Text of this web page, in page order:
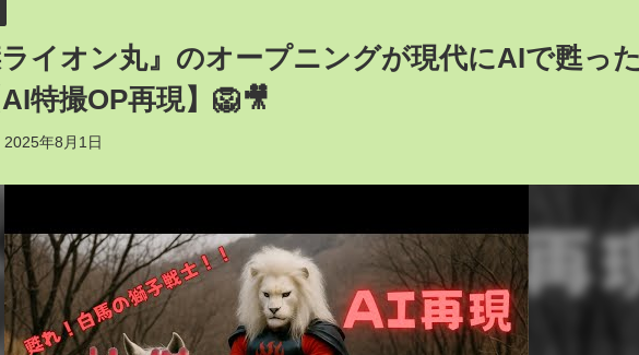
イオン丸』のオープニングが現代にAIで甦っ
特撮OP再現】🦁🎥
2025年8月1日